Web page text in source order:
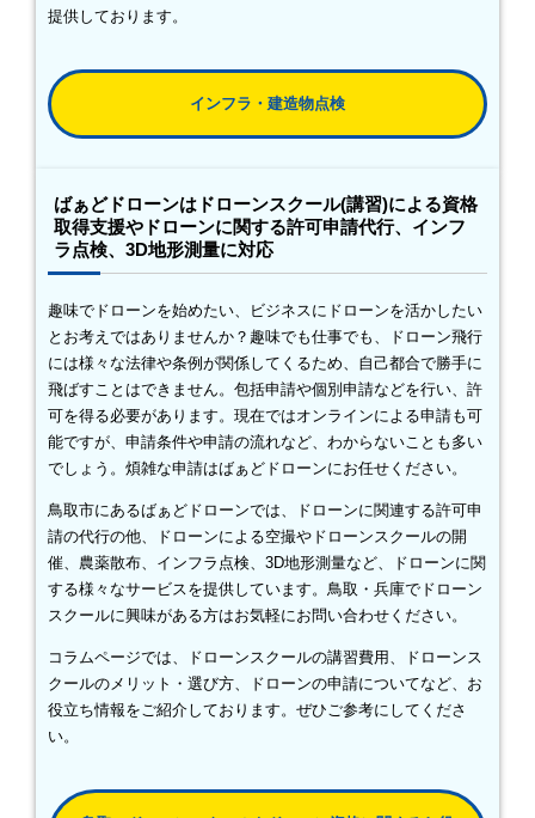
提供しております。
インフラ・建造物点検
ばぁどドローンはドローンスクール(講習)による資格
取得支援やドローンに関する許可申請代行、インフ
ラ点検、3D地形測量に対応
趣味でドローンを始めたい、ビジネスにドローンを活かしたい
とお考えではありませんか？趣味でも仕事でも、ドローン飛行
には様々な法律や条例が関係してくるため、自己都合で勝手に
飛ばすことはできません。包括申請や個別申請などを行い、許
可を得る必要があります。現在ではオンラインによる申請も可
能ですが、申請条件や申請の流れなど、わからないことも多い
でしょう。煩雑な申請はばぁどドローンにお任せください。
鳥取市にあるばぁどドローンでは、ドローンに関連する許可申
請の代行の他、ドローンによる空撮やドローンスクールの開
催、農薬散布、インフラ点検、3D地形測量など、ドローンに関
する様々なサービスを提供しています。鳥取・兵庫でドローン
スクールに興味がある方はお気軽にお問い合わせください。
コラムページでは、ドローンスクールの講習費用、ドローンス
クールのメリット・選び方、ドローンの申請についてなど、お
役立ち情報をご紹介しております。ぜひご参考にしてくださ
い。